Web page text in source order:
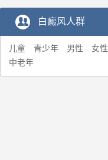
白癜风人群
儿童 青少年 男性
女性
中老年